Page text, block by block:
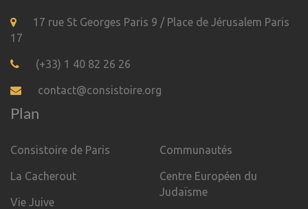
17 rue St Georges Paris 9 / Place de Jérusalem Paris
17
(+33) 1 40 82 26 26
contact@consistoire.org
Plan
Consistoire de Paris
La Cacherout
Vie Juive
Communautés
Centre Européen du
Judaïsme